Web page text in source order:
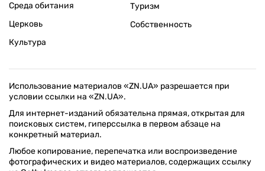
Среда обитания
Церковь
Культура
Туризм
Собственность
Использование материалов «ZN.UA» разрешается при
условии ссылки на «ZN.UA».
Для интернет-изданий обязательна прямая, открытая для
поисковых систем, гиперссылка в первом абзаце на
конкретный материал.
Любое копирование, перепечатка или воспроизведение
фотографических и видео материалов, содержащих ссылку